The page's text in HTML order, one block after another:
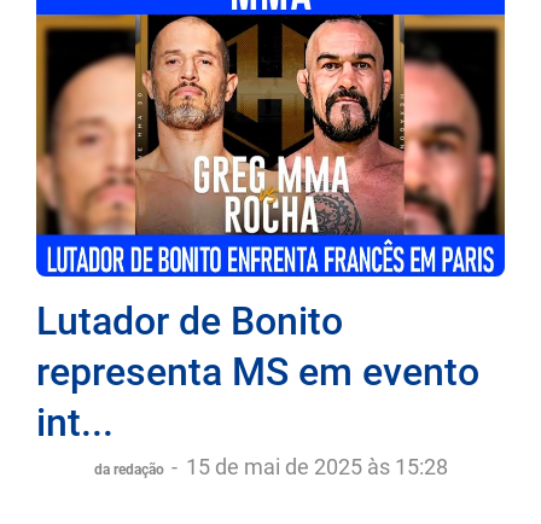
Lutador de Bonito
representa MS em evento
int...
da redação - 15 de mai de 2025 às 15:28